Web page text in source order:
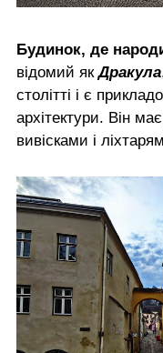
Будинок, де
відомий якДракула
столітті і є
архітектури. Він
вивісками і